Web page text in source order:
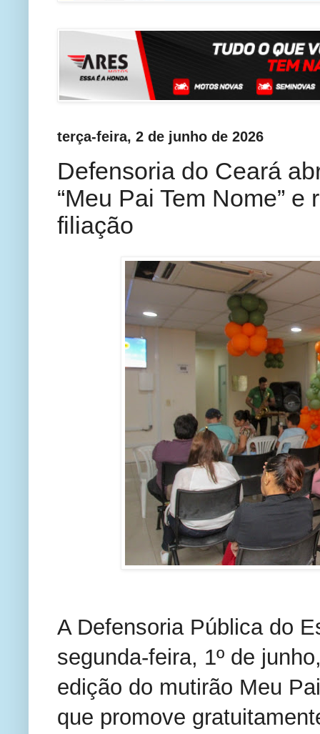
terça-feira, 2 de junho de 2026
Defensoria do Ceará
“Meu Pai Tem Nome”
filiação
A Defensoria Pública do
segunda-feira, 1º de
edição do mutirão Meu
que promove